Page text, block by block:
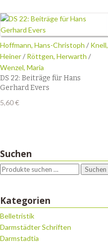
Hoffmann, Hans-Christoph / Knell,
Heiner/ Röttgen, Herwarth /
Wenzel, Maria
DS 22: Beiträge für Hans
Gerhard Evers
5,60€
Suchen
Suchen
Kategorien
Belletristik
Darmstädter Schriften
Darmstadtia